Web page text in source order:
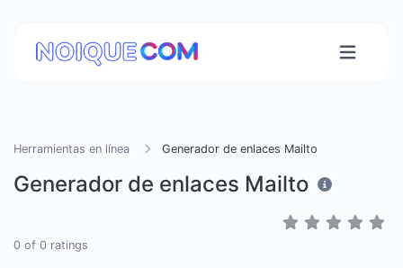
Herramientas en línea Generador de enlaces Mailto
Generador de enlaces Mailto
0 of 0 ratings